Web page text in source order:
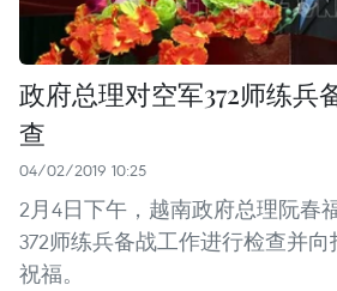
政府总理对空军372师练兵
查
04/02/2019 10:25
2月4日下午，越南政府总理阮春
372师练兵备战工作进行检查并
祝福。